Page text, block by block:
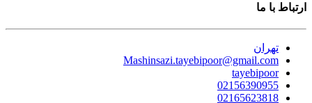
ارتباط با ما
تهران
Mashinsazi.tayebipoor@gmail.com
tayebipoor
02156390955
02165623818